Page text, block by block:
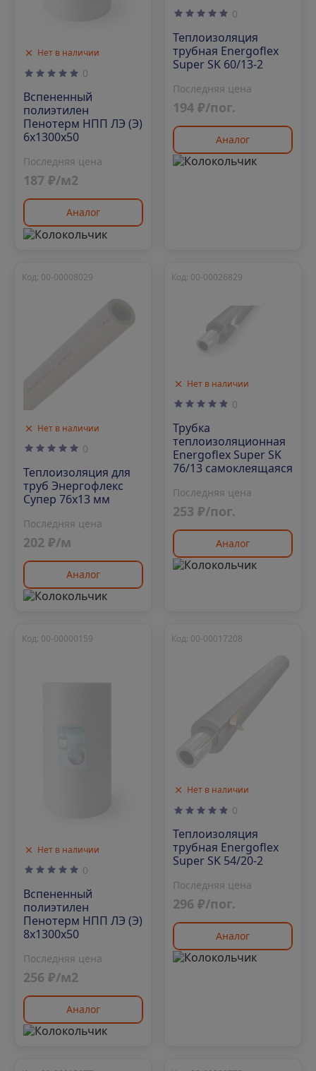
Нет в наличии
0
Вспененный
полиэтилен
Пенотерм НПП ЛЭ (Э)
6х1300х50
Последняя цена
187 ₽/м2
Аналог
0
Теплоизоляция
трубная Energoflex
Super SK 60/13-2
Последняя цена
194 ₽/пог.
Аналог
Нет в наличии
Код: 00-00008029
0
Теплоизоляция для
труб Энергофлекс
Супер 76х13 мм
Последняя цена
202 ₽/м
Аналог
Нет в наличии
Код: 00-00026829
0
Трубка
теплоизоляционная
Energoflex Super SK
76/13 самоклеящаяся
Последняя цена
253 ₽/пог.
Аналог
Нет в наличии
Код: 00-00000159
0
Вспененный
полиэтилен
Пенотерм НПП ЛЭ (Э)
8х1300х50
Последняя цена
256 ₽/м2
Аналог
Нет в наличии
Код: 00-00017208
0
Теплоизоляция
трубная Energoflex
Super SK 54/20-2
Последняя цена
296 ₽/пог.
Аналог